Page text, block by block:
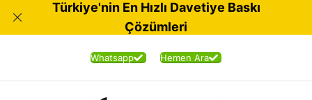
Whatsapp Hemen Ara
Türkiye'nin En Hızlı Davetiye Baskı
Çözümleri